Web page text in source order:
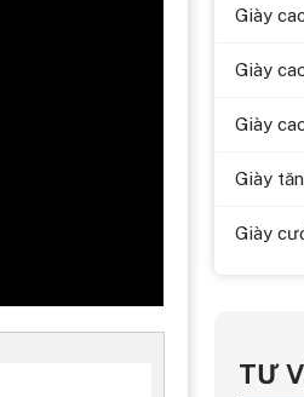
Giày
Giày
Giày
Giày
Giày
TƯ